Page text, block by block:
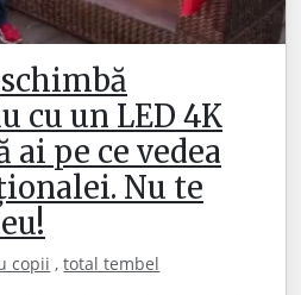
cu un LED 4K
ai pe ce vedea
Nu te
copii ,total tembel